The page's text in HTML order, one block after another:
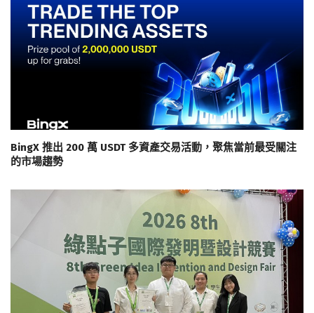
BingX 推出 200 萬 USDT 多資產交易活動，聚焦當前最受關注
的市場趨勢